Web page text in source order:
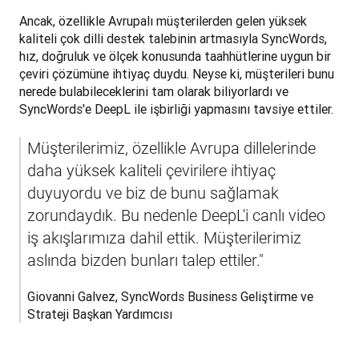
Ancak, özellikle Avrupalı müşterilerden gelen yüksek
kaliteli çok dilli destek talebinin artmasıyla SyncWords,
hız, doğruluk ve ölçek konusunda taahhütlerine uygun bir
çeviri çözümüne ihtiyaç duydu. Neyse ki, müşterileri bunu
nerede bulabileceklerini tam olarak biliyorlardı ve
SyncWords'e DeepL ile işbirliği yapmasını tavsiye ettiler.
Müşterilerimiz, özellikle Avrupa dillelerinde
daha yüksek kaliteli çevirilere ihtiyaç
duyuyordu ve biz de bunu sağlamak
zorundaydık. Bu nedenle DeepL'i canlı video
iş akışlarımıza dahil ettik. Müşterilerimiz
aslında bizden bunları talep ettiler."
Giovanni Galvez, SyncWords Business Geliştirme ve
Strateji Başkan Yardımcısı